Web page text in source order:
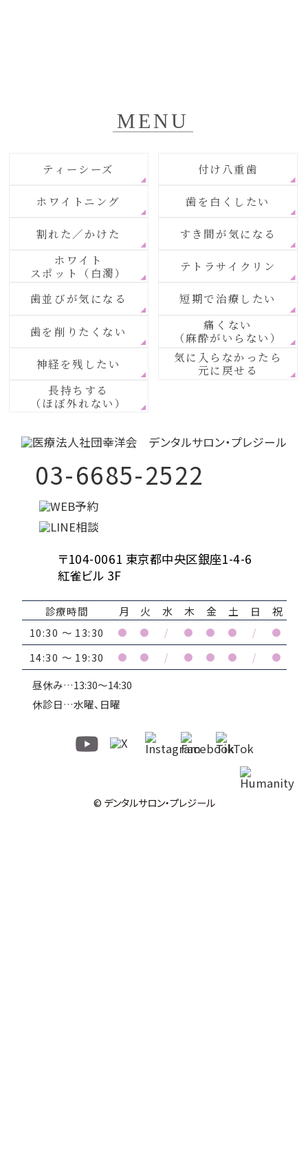
MENU
ティーシーズ 付け八重歯
ホワイトニング 歯を白くしたい
割れた／かけた
すき間が気になる
ホワイト
スポット（白濁）
テトラサイクリン
歯並びが気になる 短期で治療したい
歯を削りたくない
痛くない
（麻酔がいらない）
神経を残したい
気に入らなかったら
元に戻せる
長持ちする
（ほぼ外れない）
03-6685-2522
〒104-0061 東京都中央区銀座1-4-6
紅雀ビル 3F
診療時間 月 火 水 木 金 土 日
祝
10:30 ～ 13:30
● ● / ● ● ● / ●
14:30 ～ 19:30 ● ● / ● ● ● / ●
昼休み…13:30～14:30
休診日…水曜、日曜
© デンタルサロン・プレジール